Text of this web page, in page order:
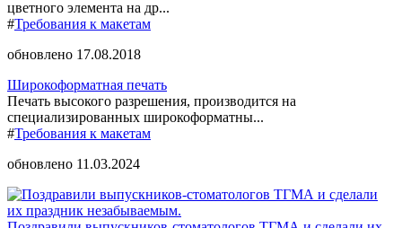
цветного элемента на др...
#Требования к макетам
обновлено 17.08.2018
Широкоформатная печать
Печать высокого разрешения, производится на
специализированных широкоформатны...
#Требования к макетам
обновлено 11.03.2024